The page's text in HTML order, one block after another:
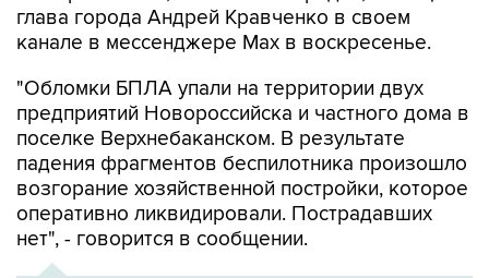
"Обломки БПЛА упали на территории двух
поселке Верхнебаканском. В результате
падения фрагментов беспилотника произошло
возгорание хозяйственной постройки, которое
оперативно ликвидировали. Пострадавших
нет", - говорится в сообщении.
ХРОНИКА